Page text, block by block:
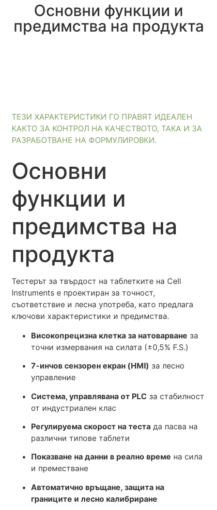
Основни функции и
предимства на продукта
ТЕЗИ ХАРАКТЕРИСТИКИ ГО ПРАВЯТ ИДЕАЛЕН
КАКТО ЗА КОНТРОЛ НА КАЧЕСТВОТО, ТАКА И ЗА
РАЗРАБОТВАНЕ НА ФОРМУЛИРОВКИ.
Основни
функции и
предимства на
продукта
Тестерът за твърдост на таблетките на Cell
Instruments е проектиран за точност,
съответствие и лесна употреба, като предлага
ключови характеристики и предимства.
Високопрецизна клетка за натоварване за
точни измервания на силата (±0,5% F.S.)
7-инчов сензорен екран (HMI) за лесно
управление
Система, управлявана от PLC за стабилност
от индустриален клас
Регулируема скорост на теста да пасва на
различни типове таблети
Показване на данни в реално време на сила
и преместване
Автоматично връщане, защита на
границите и лесно калибриране